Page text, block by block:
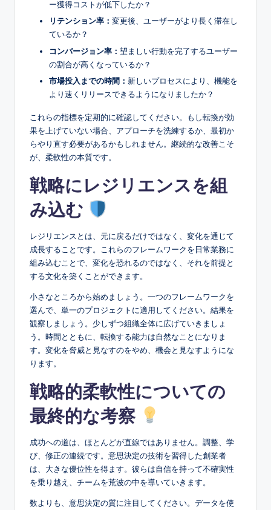
ー獲得コストが低下したか？
リテンション率： 変更後、ユーザーがより長く滞在し
ているか？
コンバージョン率： 望ましい行動を完了するユーザー
の割合が高くなっているか？
市場投入までの時間： 新しいプロセスにより、機能を
より速くリリースできるようになりましたか？
これらの指標を定期的に確認してください。もし転換が効
果を上げていない場合、アプローチを洗練するか、最初か
らやり直す必要があるかもしれません。継続的な改善こそ
が、柔軟性の本質です。
戦略にレジリエンスを組
み込む
レジリエンスとは、元に戻るだけではなく、変化を通じて
成長することです。これらのフレームワークを日常業務に
組み込むことで、変化を恐れるのではなく、それを前提と
する文化を築くことができます。
小さなところから始めましょう。一つのフレームワークを
選んで、単一のプロジェクトに適用してください。結果を
観察しましょう。少しずつ組織全体に広げていきましょ
う。時間とともに、転換する能力は自然なことになりま
す。変化を脅威と見なすのをやめ、機会と見なすようにな
ります。
戦略的柔軟性についての
最終的な考察
成功への道は、ほとんどが直線ではありません。調整、学
び、修正の連続です。意思決定の技術を習得した創業者
は、大きな優位性を得ます。彼らは自信を持って不確実性
を乗り越え、チームを荒波の中を導いていきます。
数よりも、意思決定の質に注目してください。データを使